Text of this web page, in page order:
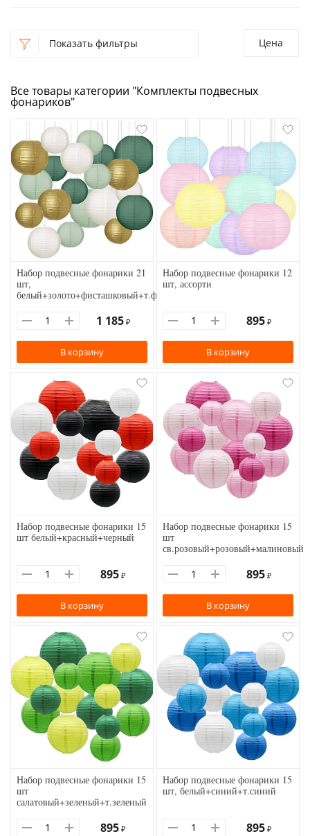
Показать фильтры
Все товары категории "Комплекты подвесных
фонариков"
Цена
Набор подвесные фонарики 21
шт,
белый+золото+фисташковый+т.фисташковый
1 185 ₽
В корзину
Набор подвесные фонарики 12
шт, ассорти
895 ₽
В корзину
Набор подвесные фонарики 15
шт белый+красный+черный
895 ₽
В корзину
Набор подвесные фонарики 15
шт
св.розовый+розовый+малиновый
895 ₽
В корзину
Набор подвесные фонарики 15
шт
салатовый+зеленый+т.зеленый
895 ₽
Набор подвесные фонарики 15
шт, белый+синий+т.синий
895 ₽